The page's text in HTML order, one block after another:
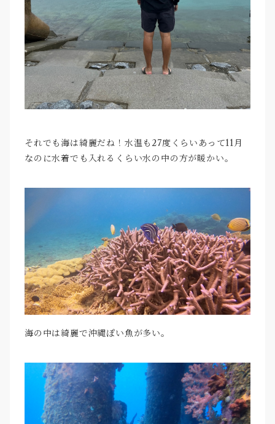
それでも海は綺麗だね！水温も27度くらいあって11月
なのに水着でも入れるくらい水の中の方が暖かい。
海の中は綺麗で沖縄ぽい魚が多い。